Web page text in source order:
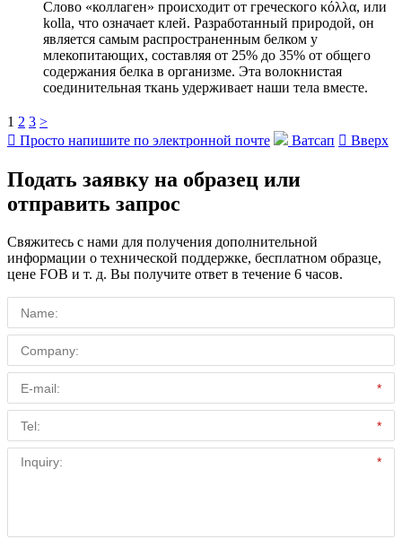
Слово «коллаген» происходит от греческого κόλλα, или
kolla, что означает клей. Разработанный природой, он
является самым распространенным белком у
млекопитающих, составляя от 25% до 35% от общего
содержания белка в организме. Эта волокнистая
соединительная ткань удерживает наши тела вместе.
1 2 3 >
 Просто напишите по электронной почте Ватсап  Вверх
Подать заявку на образец или
отправить запрос
Свяжитесь с нами для получения дополнительной
информации о технической поддержке, бесплатном образце,
цене FOB и т. д. Вы получите ответ в течение 6 часов.